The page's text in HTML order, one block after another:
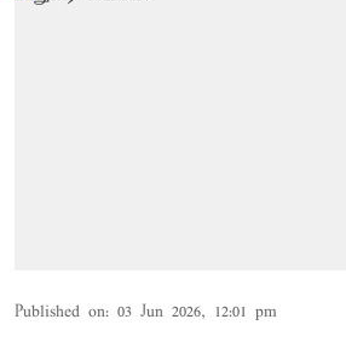
Published on: 03 Jun 2026, 12:01 pm